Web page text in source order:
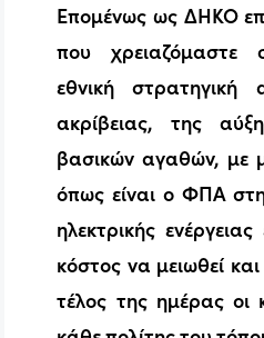
Επομένως ως ΔΗΚΟ
που χρειαζόμαστε
εθνική στρατηγική
ακρίβειας, της
βασικών αγαθών, με
όπως είναι ο ΦΠΑ
ηλεκτρικής
κόστος να μειωθεί
τέλος της ημέρας οι